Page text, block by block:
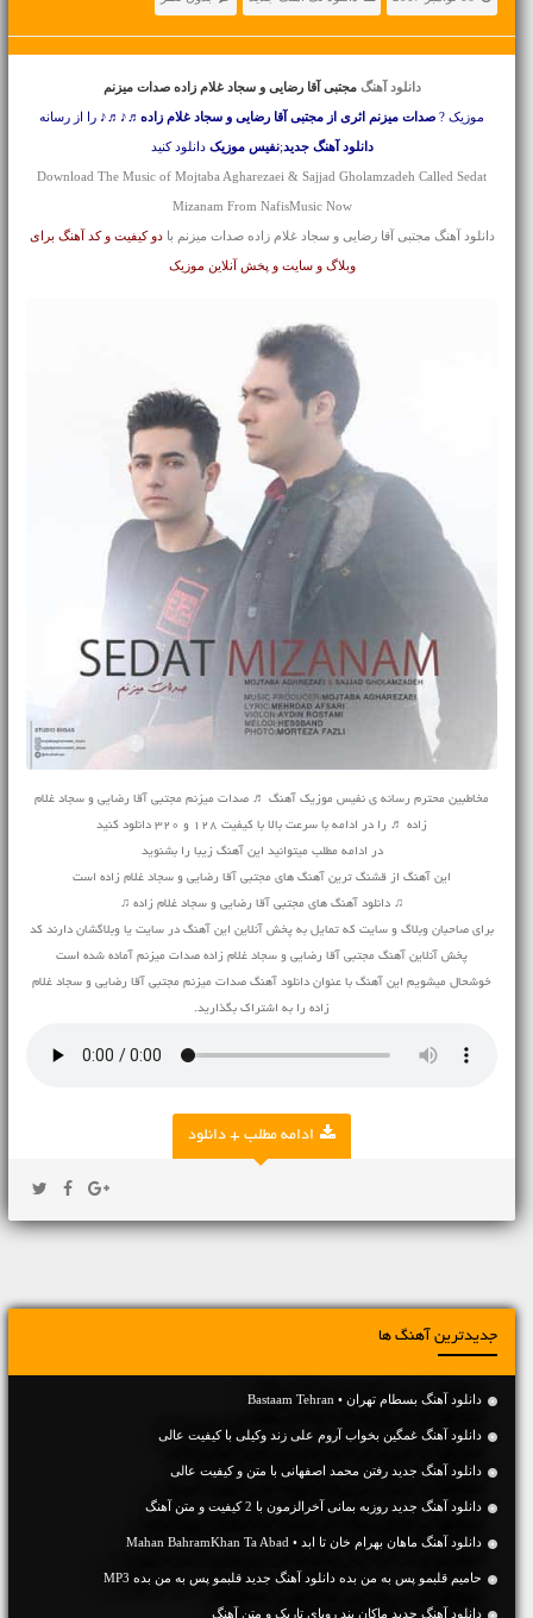
دانلود آهنگ مجتبی آقا رضایی و سجاد غلام زاده صدات میزنم
موزیک ? صدات میزنم اثری از مجتبی آقا رضایی و سجاد غلام زاده♬♪♬♪ را از رسانه
دانلود آهنگ جدید;نفیس موزیک دانلود کنید
Download The Music of Mojtaba Agharezaei & Sajjad Gholamzadeh Called Sedat
Mizanam From NafisMusic Now
دانلود آهنگ مجتبی آقا رضایی و سجاد غلام زاده صدات میزنم بادو کیفیت و کد آهنگ برای
وبلاگ و سایت و پخش آنلاین موزیک
مخاطبین محترم رسانه ی نفیس موزیک آهنگ ♬ صدات میزنم مجتبی آقا رضایی و سجاد غلام
زاده ♬ را در ادامه با سرعت بالا با کیفیت 128 و 320 دانلود کنید
در ادامه مطلب میتوانید این آهنگ زیبا را بشنوید
این آهنگ از قشنگ ترین آهنگ های مجتبی آقا رضایی و سجاد غلام زاده است
♫ دانلود آهنگ های مجتبی آقا رضایی و سجاد غلام زاده ♫
برای صاحبان وبلاگ و سایت که تمایل به پخش آنلاین این آهنگ در سایت یا وبلاگشان دارند کد
پخش آنلاین آهنگ مجتبی آقا رضایی و سجاد غلام زاده صدات میزنم آماده شده است
خوشحال میشویم این آهنگ با عنوان دانلود آهنگ صدات میزنم مجتبی آقا رضایی و سجاد غلام
زاده را به اشتراک بگذارید.
ادامه مطلب + دانلود
جدیدترین آهنگ ها
دانلود آهنگ بسطام تهران • Bastaam Tehran
دانلود آهنگ غمگین بخواب آروم علی زند وکیلی با کیفیت عالی
دانلود آهنگ جديد رفتن محمد اصفهانی با متن و کیفیت عالی
دانلود آهنگ جديد روزبه بمانی آخرالزمون با 2 کیفیت و متن آهنگ
دانلود آهنگ ماهان بهرام خان تا ابد • Mahan BahramKhan Ta Abad
حامیم قلبمو پس به من بده دانلود آهنگ جدید قلبمو پس به من بده MP3
دانلود آهنگ جديد ماکان بند رویای تاریک و متن آهنگ